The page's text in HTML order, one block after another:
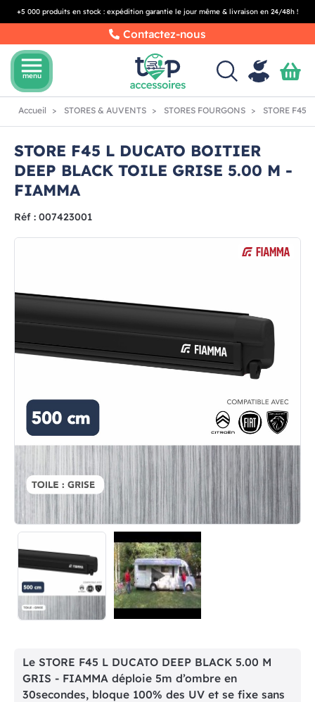
+5 000 produits en stock : expédition garantie le jour même & livraison en 24/48h !
Contactez-nous
menu
menu
Accueil STORES & AUVENTS STORES FOURGONS STORE F45
STORE F45 L DUCATO BOITIER
DEEP BLACK TOILE GRISE 5.00 M -
FIAMMA
Réf : 007423001
Le STORE F45 L DUCATO DEEP BLACK 5.00 M
GRIS - FIAMMA déploie 5m d’ombre en
30secondes, bloque 100% des UV et se fixe sans